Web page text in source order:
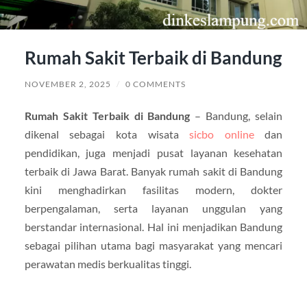
Rumah Sakit Terbaik di Bandung
NOVEMBER 2, 2025 / 0 COMMENTS
Rumah Sakit Terbaik di Bandung – Bandung, selain
dikenal sebagai kota wisatasicbo onlinedan
pendidikan, juga menjadi pusat layanan kesehatan
terbaik di Jawa Barat. Banyak rumah sakit di Bandung
kini menghadirkan fasilitas modern, dokter
berpengalaman, serta layanan unggulan yang
berstandar internasional. Hal ini menjadikan Bandung
sebagai pilihan utama bagi masyarakat yang mencari
perawatan medis berkualitas tinggi.